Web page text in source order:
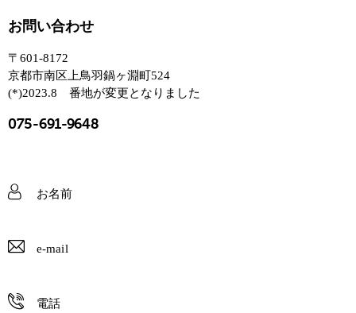
お問い合わせ
〒601-8172
京都市南区上鳥羽鍋ヶ淵町524
(*)2023.8 番地が変更となりました
075-691-9648